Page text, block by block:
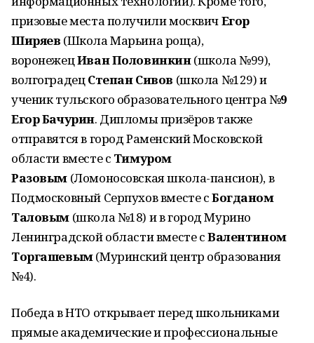
призовые места получили москвичЕгор
Ширяев (Школа Марьина роща),
воронежецИван Половинкин(школа №99),
волгоградецСтепан Сивов (школа №129) и
ученик тульского образовательного центра №9
Егор Бачурин. Дипломы призёров также
отправятся в город Раменский Московской
области вместе с Тимуром
Разовым (Ломоносовская школа-пансион), в
Подмосковный Серпухов вместе сБогданом
Таловым (школа №18) и в город Мурино
Ленинградской области вместе сВалентином
Торгашевым(Муринский центр образования
№4).
Победа в НТО открывает перед школьниками
прямые академические и профессиональные